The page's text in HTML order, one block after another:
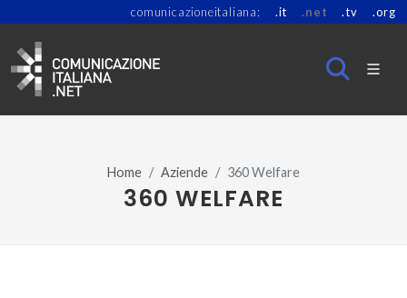
comunicazioneitaliana: .it .net .tv .org
Home Aziende 360 Welfare
360 WELFARE